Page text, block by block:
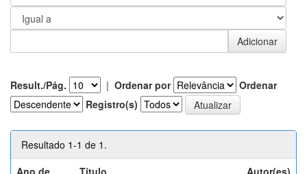
Result./Pág. | Ordenar por
Ordenar
Registro(s)
Resultado 1-1 de 1.
Ano de
Título Autor(es)